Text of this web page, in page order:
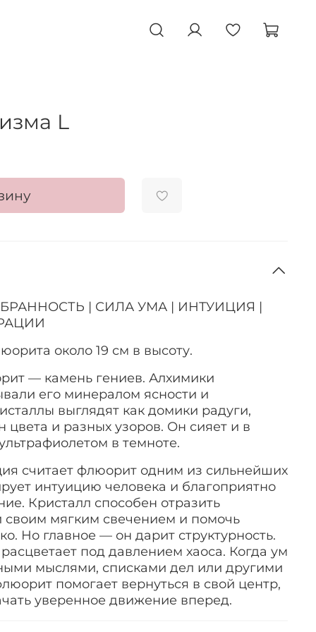
L
| СИЛА УМА | ИНТУИЦИЯ |
около 19 см в высоту.
— камень гениев. Алхимики
его минералом ясности и
выглядят как домики радуги,
цвета и разных узоров. Он сияет и в
в темноте.
считает флюорит одним из сильнейших
интуицию человека и благоприятно
Кристалл способен отразить
своим мягким свечением и помочь
Но главное — он дарит структурность.
под давлением хаоса. Когда ум
мыслями, списками дел или другими
помогает вернуться в свой центр,
уверенное движение вперед.